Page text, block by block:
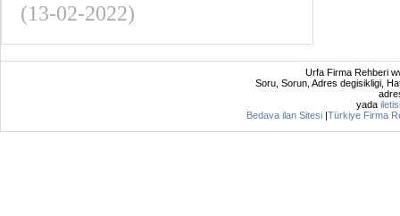
(13-02-2022)
Urfa Firma Rehberi
Soru, Sorun, Adres degisikligi,
yada
Bedava ilan Sitesi |Türkiye Firma